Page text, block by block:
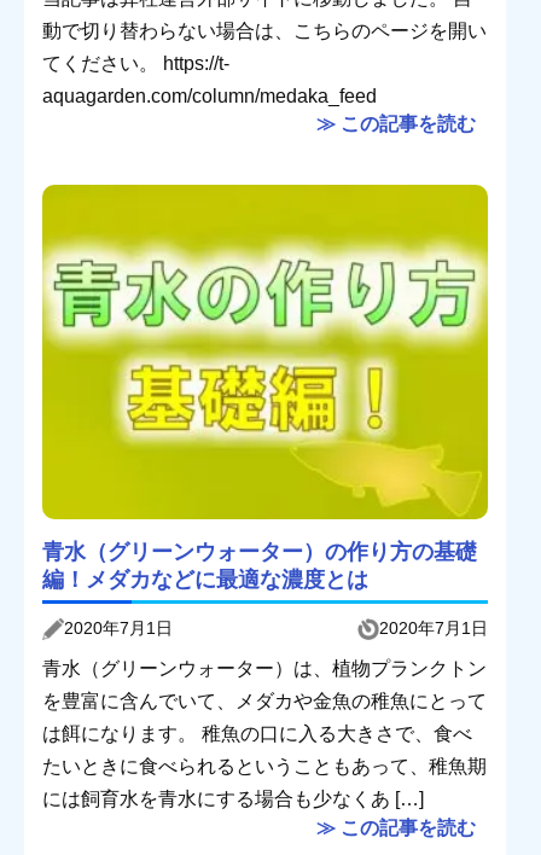
動で切り替わらない場合は、こちらのページを開い
てください。 https://t-
aquagarden.com/column/medaka_feed
≫ この記事を読む
青水（グリーンウォーター）の作り方の基礎
編！メダカなどに最適な濃度とは
2020年7月1日 2020年7月1日
青水（グリーンウォーター）は、植物プランクトン
を豊富に含んでいて、メダカや金魚の稚魚にとって
は餌になります。 稚魚の口に入る大きさで、食べ
たいときに食べられるということもあって、稚魚期
には飼育水を青水にする場合も少なくあ […]
≫ この記事を読む